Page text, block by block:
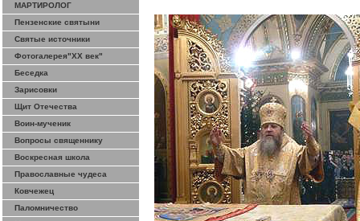
МАРТИРОЛОГ
Пензенские святыни
Святые источники
Фотогалерея"ХХ век"
Беседка
Зарисовки
Щит Отечества
Воин-мученик
Вопросы священнику
Воскресная школа
Православные чудеса
Ковчежец
Паломничество